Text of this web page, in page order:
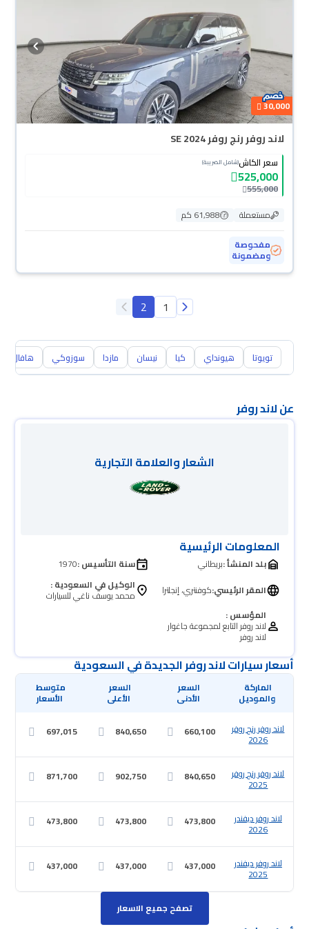
30,000
لاند روفر رنج روفر SE 2024
سعر الكاش(شامل الضريبة)
525,000
555,000
مستعملة
61,988 كم
مفحوصة
ومضمونة
1
2
تويوتا هيونداي كيا نيسان مازدا سوزوكي هافال
عن لاند روفر
الشعار والعلامة التجارية
المعلومات الرئيسية
بلد المنشأ :بريطاني سنة التأسيس :1970
المقر الرئيسي:كوفنتري، إنجلترا الوكيل في السعودية :
محمد يوسف ناغي للسيارات
المؤسس :
لاند روفر التابع لمجموعة جاغوار
لاند روفر
أسعار سيارات لاند روفر الجديدة في السعودية
السعر متوسط
لاند روفر رنج روفر
2026
660,100
840,650
697,015
لاند روفر رنج روفر
2025
840,650
902,750
871,700
لاند روفر ديفندر
2026
473,800
473,800
473,800
لاند روفر ديفندر
2025
437,000
437,000
437,000
تصفح جميع الاسعار